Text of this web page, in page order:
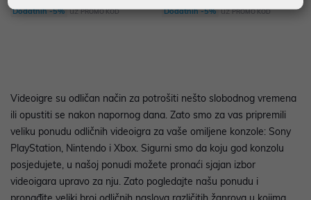
Dodatnih -5% uz PROMO KOD Dodatnih -5% uz PROMO KOD
Videoigre su odličan način za potrošiti nešto slobodnog vremena
ili opustiti se nakon napornog dana. Zato smo za vas pripremili
veliku ponudu odličnih videoigra za vaše omiljene konzole: Sony
PlayStation, Nintendo i Xbox. Sigurni smo da koju god konzolu
posjedujete, u našoj ponudi možete pronaći sjajan izbor
videoigara upravo za nju. Zato pogledajte našu ponudu i